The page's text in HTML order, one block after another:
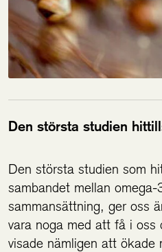
Den största studien
Den största studien som
sambandet mellan
sammansättning, ger oss
vara noga med att få i oss
visade nämligen att ökade